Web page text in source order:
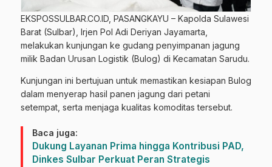
EKSPOSSULBAR.CO.ID, PASANGKAYU – Kapolda Sulawesi
Barat (Sulbar), Irjen Pol Adi Deriyan Jayamarta,
melakukan kunjungan ke gudang penyimpanan jagung
milik Badan Urusan Logistik (Bulog) di Kecamatan Sarudu.
Kunjungan ini bertujuan untuk memastikan kesiapan Bulog
dalam menyerap hasil panen jagung dari petani
setempat, serta menjaga kualitas komoditas tersebut.
Baca juga:
Dukung Layanan Prima hingga Kontribusi PAD,
Dinkes Sulbar Perkuat Peran Strategis